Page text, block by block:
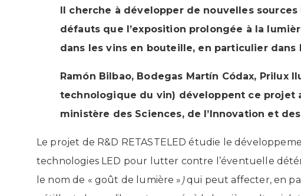
Il cherche à développer de nouvelles
défauts que l’exposition prolongée à la
dans les vins en bouteille, en particulier dans
Ramón Bilbao, Bodegas Martín Códax, Prilux
technologique du vin) développent ce projet
ministère des Sciences, de l’Innovation et
Le projet de R&D RETASTELED étudie le
technologies LED pour lutter contre l’éventuelle
le nom de « goût de lumière » )qui peut affecter, en